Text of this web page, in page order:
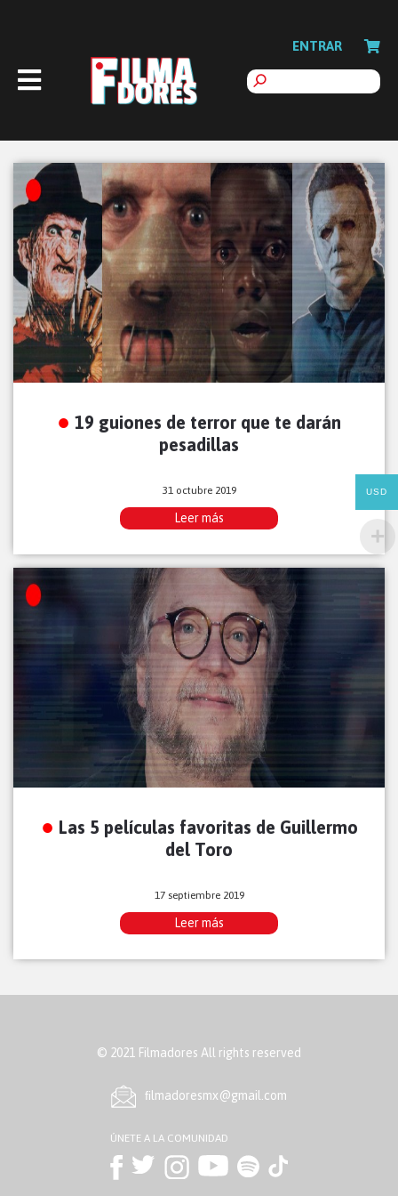
ENTRAR
19 guiones de terror que te darán
pesadillas
31 octubre 2019
Leer más
Las 5 películas favoritas de Guillermo
del Toro
17 septiembre 2019
Leer más
© 2021 Filmadores All rights reserved
ﬁlmadoresmx@gmail.com
ÚNETE A LA COMUNIDAD
USD